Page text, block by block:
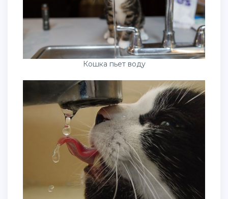
Кошка пьет воду